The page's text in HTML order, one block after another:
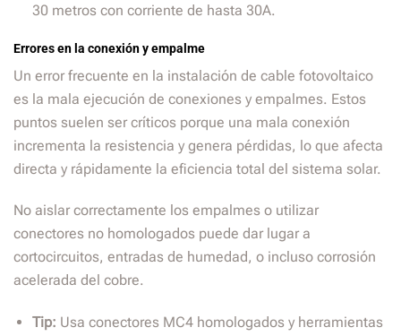
30 metros con corriente de hasta 30A.
Errores en la conexión y empalme
Un error frecuente en la instalación de cable fotovoltaico
es la mala ejecución de conexiones y empalmes. Estos
puntos suelen ser críticos porque una mala conexión
incrementa la resistencia y genera pérdidas, lo que afecta
directa y rápidamente la eficiencia total del sistema solar.
No aislar correctamente los empalmes o utilizar
conectores no homologados puede dar lugar a
cortocircuitos, entradas de humedad, o incluso corrosión
acelerada del cobre.
Tip: Usa conectores MC4 homologados y herramientas